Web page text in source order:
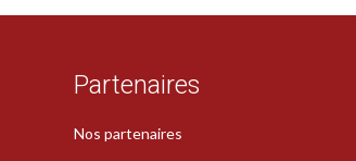
Partenaires
Nos partenaires